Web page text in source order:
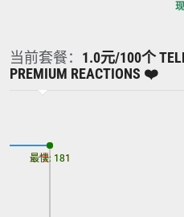
当前套餐： 1.0元/100个
PREMIUM REACTIONS ❤️
最慢: 181
最快: 181